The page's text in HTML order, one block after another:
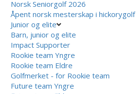
Norsk Seniorgolf 2026
Åpent norsk mesterskap i hickorygolf
Junior og elite
Barn, junior og elite
Impact Supporter
Rookie team Yngre
Rookie team Eldre
Golfmerket - for Rookie team
Future team Yngre